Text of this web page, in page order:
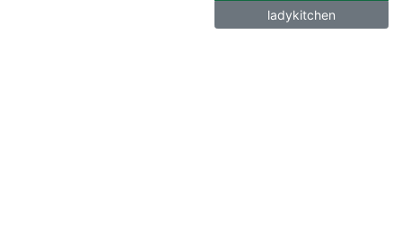
ladykitchen